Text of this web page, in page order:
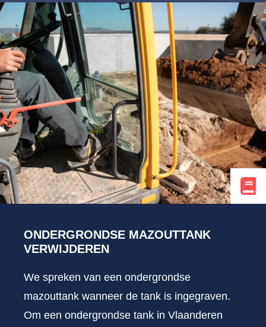
ONDERGRONDSE MAZOUTTANK
VERWIJDEREN
We spreken van een ondergrondse
mazouttank wanneer de tank is ingegraven.
Om een ondergrondse tank in Vlaanderen